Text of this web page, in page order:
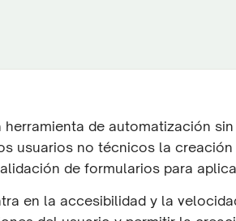
herramienta de automatización
usuarios no técnicos la
de formularios para
en la accesibilidad y la